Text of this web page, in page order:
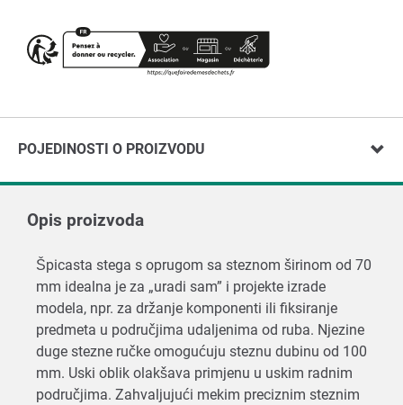
POJEDINOSTI O PROIZVODU
Opis proizvoda
Špicasta stega s oprugom sa steznom širinom od 70
mm idealna je za „uradi sam” i projekte izrade
modela, npr. za držanje komponenti ili fiksiranje
predmeta u područjima udaljenima od ruba. Njezine
duge stezne ručke omogućuju steznu dubinu od 100
mm. Uski oblik olakšava primjenu u uskim radnim
područjima. Zahvaljujući mekim preciznim steznim